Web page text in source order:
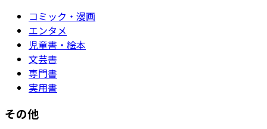
コミック・漫画
エンタメ
児童書・絵本
文芸書
専門書
実用書
その他